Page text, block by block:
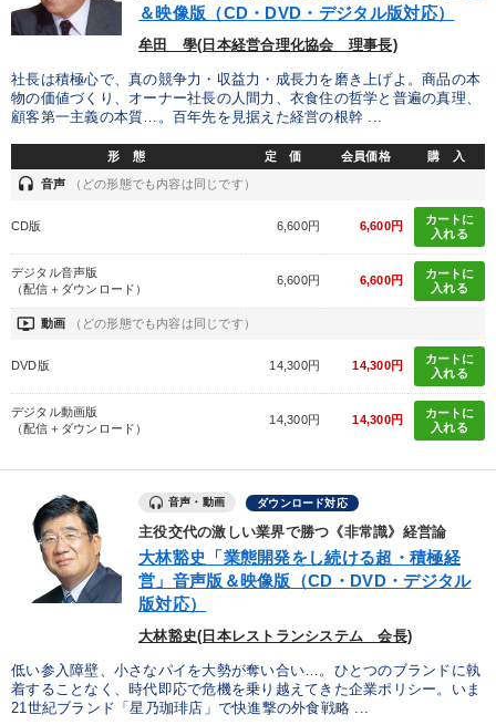
※「更新」を押すと「カテゴリー」「目的別」「キーワード」を更新いただけます。
local_offer タグから探す refresh 更新する
すべての音声・動画（全2077タイトル）からお探しいただけます
タグ・キーワード
インバウンド プロ経営者
歴史に学ぶ
営業 株式市場 経済予測 モノづくり
※「更新」を押すと「タグ・キーワード」を更新いただけます。
＆映像版（CD・DVD・デジタル版対応）
牟田 學(日本経営合理化協会 理事長)
社長は積極心で、真の競争力・収益力・成長力を磨き上げよ。商品の本
物の価値づくり、オーナー社長の人間力、衣食住の哲学と普遍の真理、
顧客第一主義の本質…。百年先を見据えた経営の根幹 ...
形 態 定 価 会員価格 購 入
headset 音声 （どの形態でも内容は同じです）
CD版 6,600円 6,600円
カートに
入れる
デジタル音声版
（配信＋ダウンロード）
6,600円 6,600円
カートに
入れる
ondemand_video 動画 （どの形態でも内容は同じです）
DVD版 14,300円 14,300円
カートに
入れる
デジタル動画版
（配信＋ダウンロード）
14,300円 14,300円
カートに
入れる
音声・動画 ダウンロード対応
主役交代の激しい業界で勝つ《非常識》経営論
大林豁史「業態開発をし続ける超・積極経
営」音声版＆映像版（CD・DVD・デジタル
版対応）
大林豁史(日本レストランシステム 会長)
低い参入障壁、小さなパイを大勢が奪い合い…。ひとつのブランドに執
着することなく、時代即応で危機を乗り越えてきた企業ポリシー。いま
21世紀ブランド「星乃珈琲店」で快進撃の外食戦略 ...